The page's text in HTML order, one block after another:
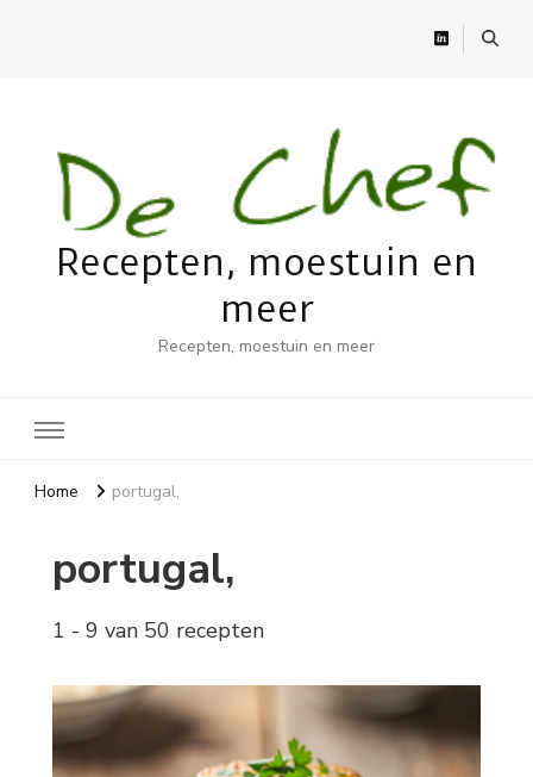
Recepten, moestuin en
meer
Recepten, moestuin en meer
Home portugal,
portugal,
1 - 9 van 50 recepten